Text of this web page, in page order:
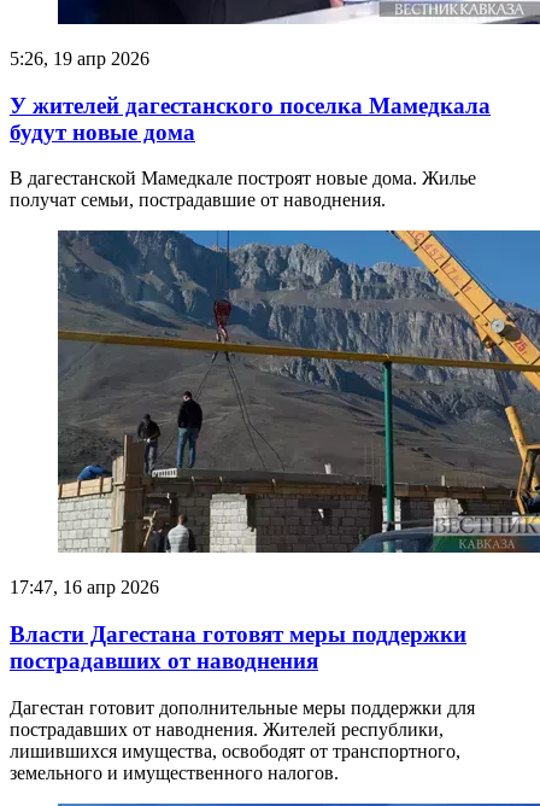
5:26, 19 апр 2026
У жителей дагестанского поселка Мамедкала
будут новые дома
В дагестанской Мамедкале построят новые дома. Жилье
получат семьи, пострадавшие от наводнения.
17:47, 16 апр 2026
Власти Дагестана готовят меры поддержки
пострадавших от наводнения
Дагестан готовит дополнительные меры поддержки для
пострадавших от наводнения. Жителей республики,
лишившихся имущества, освободят от транспортного,
земельного и имущественного налогов.